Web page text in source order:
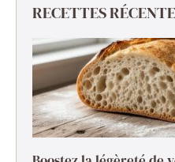
RECETTES